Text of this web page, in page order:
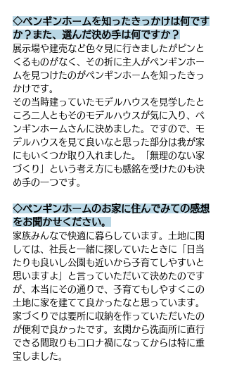
◇ペンギンホームを知ったきっかけは何です
か？また、選んだ決め手は何ですか？
展示場や建売など色々見に行きましたがピンと
くるものがなく、その折に主人がペンギンホー
ムを見つけたのがペンギンホームを知ったきっ
かけです。
その当時建っていたモデルハウスを見学したと
ころ二人ともそのモデルハウスが気に入り、ペ
ンギンホームさんに決めました。ですので、モ
デルハウスを見て良いなと思った部分は我が家
にもいくつか取り入れました。「無理のない家
づくり」という考え方にも感銘を受けたのも決
め手の一つです。
◇ペンギンホームのお家に住んでみての感想
をお聞かせください。
家族みんなで快適に暮らしています。土地に関
しては、社長と一緒に探していたときに「日当
たりも良いし公園も近いから子育てしやすいと
思いますよ」と言っていただいて決めたのです
が、本当にその通りで、子育てもしやすくこの
土地に家を建てて良かったなと思っています。
家づくりでは要所に収納を作っていただいたの
が便利で良かったです。玄関から洗面所に直行
できる間取りもコロナ禍になってからは特に重
宝しました。